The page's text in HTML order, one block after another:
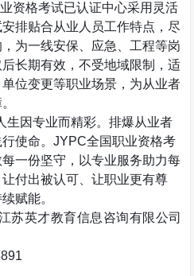
资格考试已认证中心采用灵活
排贴合从业人员工作特点，尽
为一线安保、应急、工程等岗
长期有效，不受地域限制，适
位变更等职业场景，为从业者
生因专业而精彩。排爆从业者
行使命。JYPC全国职业资格考
一份坚守，以专业服务助力每
付出被认可、让职业更有尊
赋能。
苏英才教育信息咨询有限公司